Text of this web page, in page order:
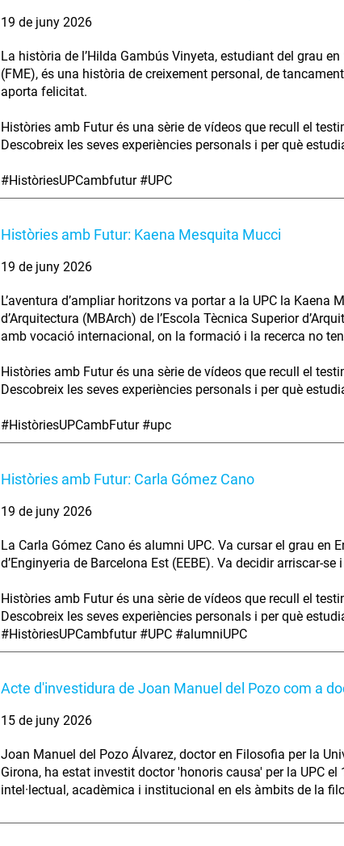
19 de juny 2026
La història de l’Hilda Gambús Vinyeta, estudiant del grau
(FME), és una història de creixement personal, de
aporta felicitat.
Històries amb Futur és una sèrie de vídeos que recull el
Descobreix les seves experiències personals i per què
#HistòriesUPCambfutur #UPC
Històries amb Futur: Kaena Mesquita Mucci
19 de juny 2026
L’aventura d’ampliar horitzons va portar a la UPC la
d’Arquitectura (MBArch) de l’Escola Tècnica Superior
amb vocació internacional, on la formació i la recerca no
Històries amb Futur és una sèrie de vídeos que recull el
Descobreix les seves experiències personals i per què
#HistòriesUPCambFutur #upc
Històries amb Futur: Carla Gómez Cano
19 de juny 2026
La Carla Gómez Cano és alumni UPC. Va cursar el grau en
d’Enginyeria de Barcelona Est (EEBE). Va decidir arriscar-
Històries amb Futur és una sèrie de vídeos que recull el
Descobreix les seves experiències personals i per què
#HistòriesUPCambfutur #UPC #alumniUPC
Acte d'investidura de Joan Manuel del Pozo com a
15 de juny 2026
Joan Manuel del Pozo Álvarez, doctor en Filosofia per la
Girona, ha estat investit doctor 'honoris causa' per la UPC
intel·lectual, acadèmica i institucional en els àmbits de la